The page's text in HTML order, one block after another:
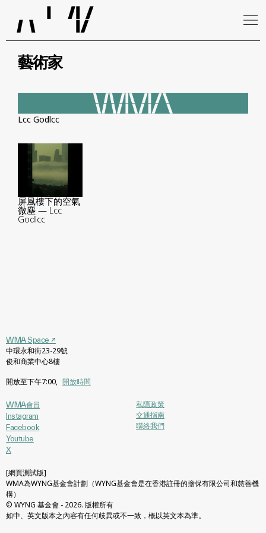
藝術家
Lcc Godlcc
屏風樓下的空氣
微塵 — Lcc
Godlcc
WMA Space ↗
中環永和街23-29號
俊和商業中心8樓
開放至下午7:00, 開放時間
WMA會員
Instagram
Facebook
Youtube
X
私隱政策
交通指南
聯絡我們
[網頁測試版]
WMA為WYNG基金會計劃（WYNG基金會是在香港註冊的擔保有限公司和慈善機
構）
© WYNG 基金會 - 2026. 版權所有
如中、英文版本之內容有任何歧異或不一致，概以英文本為準。